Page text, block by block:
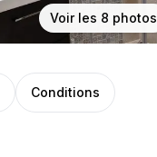
Voir les 8 photos
Conditions